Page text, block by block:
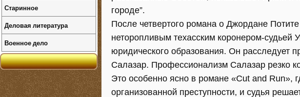
городе”.
После четвертого романа о Джордане
неторопливым техасским коронером-судьей
юридического образования. Он расследует
Салазар. Профессионализм Салазар резко
Это особенно ясно в романе «Cut and Run»,
организованной преступности, и судья
Старинное
Деловая литература
Военное дело